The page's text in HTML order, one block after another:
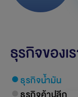
ธุรกิจของเ
ธุรกิจน้ำมัน